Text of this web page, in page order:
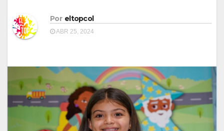
Por eltopcol
ABR 25, 2024